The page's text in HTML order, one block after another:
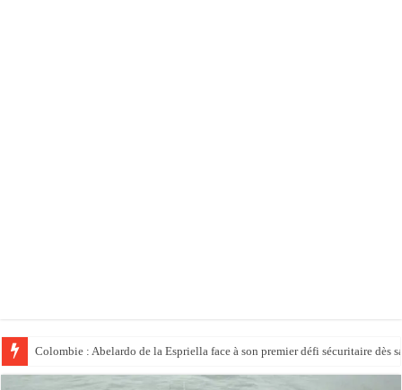
Colombie : Abelardo de la Espriella face à son premier défi sécuritaire dès
Politique : Donald Trump place son ex-avocat au sommet du système